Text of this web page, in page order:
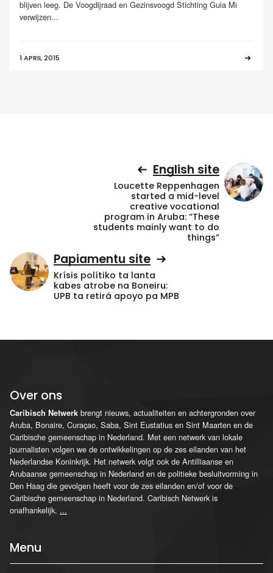
blijven leeg. De Voogdijraad en Gezinsvoogd Stichting Guia Mi
verwijzen...
1 APRIL 2015
English site
Loucette Reppenhagen
started a mid-level
creative vocational
program in Aruba: “These
students mainly want to do
things”
Papiamentu site
Krísis polítiko ta lanta
kabes atrobe na Boneiru:
UPB ta retirá apoyo pa MPB
Over ons
Caribisch Netwerk brengt nieuws, actualiteiten en achtergronden over
Aruba, Bonaire, Curaçao, Saba, Sint Eustatius en Sint Maarten en de
Caribische gemeenschap in Nederland. Met een netwerk van lokale
journalisten volgen we de ontwikkelingen op de zes eilanden van het
Nederlandse Koninkrijk. Het netwerk volgt ook de Antilliaanse en
Arubaanse gemeenschap in Nederland en de politieke besluitvorming in
Den Haag die gevolgen heeft voor de zes eilanden en/of voor de
Caribische gemeenschap in Nederland. Caribisch Netwerk is
onafhankelijk. ...
Menu